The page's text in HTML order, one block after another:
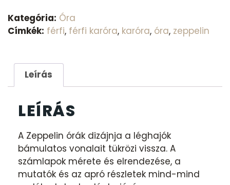
Kategória: Óra
Címkék: férfi, férfi karóra, karóra, óra, zeppelin
Leírás
LEÍRÁS
A Zeppelin órák dizájnja a léghajók
bámulatos vonalait tükrözi vissza. A
számlapok mérete és elrendezése, a
mutatók és az apró részletek mind-mind